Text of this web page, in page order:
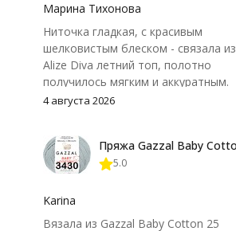
Марина Тихонова
Ниточка гладкая, с красивым
шелковистым блеском - связала из
Alize Diva летний топ, полотно
получилось мягким и аккуратным.
Петли хорошо видны, вяжется
нюанс - пряжа немного скользит и
иногда расслаивается, пришлось
крючок поудобнее.
4 августа 2026
5.0
Karina
Вязала из Gazzal Baby Cotton 25